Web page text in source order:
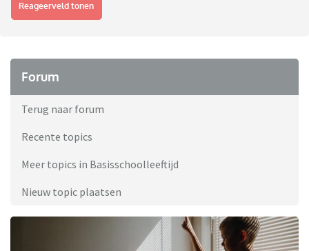
Reageerveld tonen
Forum
Terug naar forum
Recente topics
Meer topics in Basisschoolleeftijd
Nieuw topic plaatsen